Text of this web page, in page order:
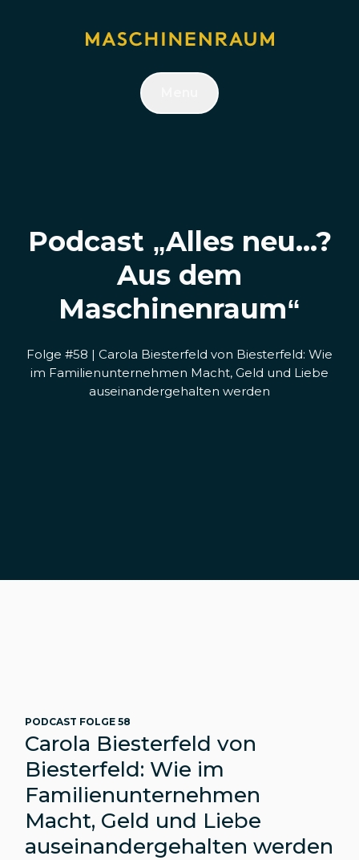
Podcast „Alles neu...?
Aus dem
Maschinenraum“
Folge #58 | Carola Biesterfeld von Biesterfeld: Wie
im Familienunternehmen Macht, Geld und Liebe
auseinandergehalten werden
PODCAST FOLGE 58
Carola Biesterfeld von
Biesterfeld: Wie im
Familienunternehmen
Macht, Geld und Liebe
auseinandergehalten werden